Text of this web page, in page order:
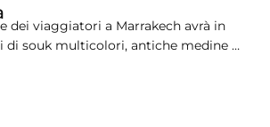
dei viaggiatori a Marrakech avrà in
souk multicolori, antiche medine e